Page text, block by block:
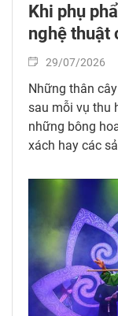
Khi phụ
nghệ thuật
29/07/2026
Những thân
sau mỗi vụ thu
những bông
xách hay các
nông nghiệp,
chuyện về lối
tỏa tinh thần